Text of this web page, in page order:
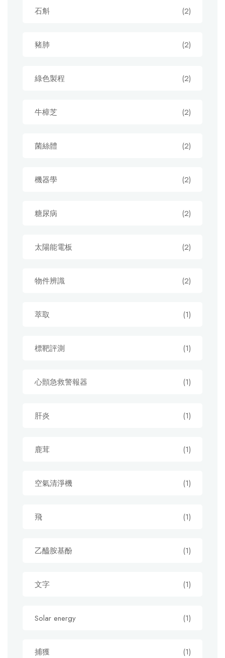
石斛 (2)
豬肺 (2)
綠色製程 (2)
牛樟芝 (2)
菌絲體 (2)
機器學 (2)
糖尿病 (2)
太陽能電板 (2)
物件辨識 (2)
萃取 (1)
標靶評測 (1)
心顫急救警報器 (1)
肝炎 (1)
鹿茸 (1)
空氣清淨機 (1)
飛 (1)
乙醯胺基酚 (1)
文字 (1)
Solar energy (1)
捕獲 (1)